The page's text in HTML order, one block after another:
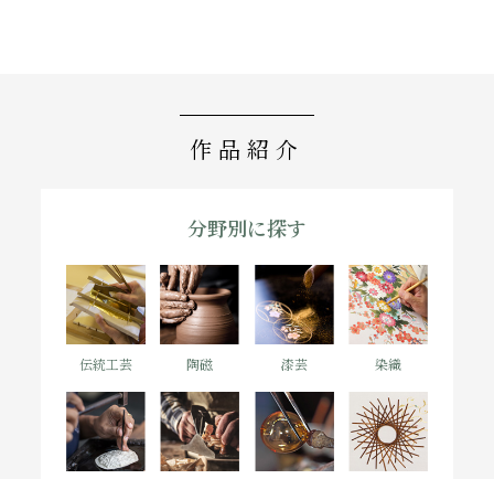
作品紹介
分野別に探す
伝統工芸 陶磁 漆芸 染織